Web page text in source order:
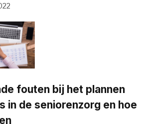
fouten bij het plannen
in de seniorenzorg en hoe